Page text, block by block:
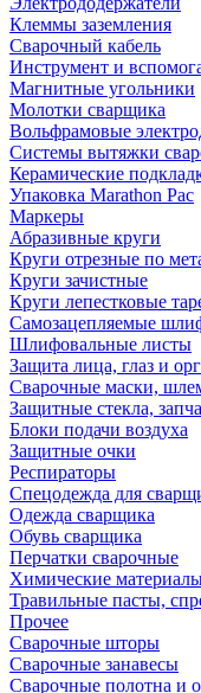
Клеммы заземления
Сварочный кабель
Инструмент и
Магнитные угольники
Молотки сварщика
Вольфрамовые
Системы вытяжки
Керамические
Упаковка Marathon Pac
Маркеры
Абразивные круги
Круги отрезные по
Круги зачистные
Круги лепестковые
Самозацепляемые
Шлифовальные листы
Защита лица, глаз и
Сварочные маски,
Защитные стекла,
Блоки подачи воздуха
Защитные очки
Респираторы
Спецодежда для
Одежда сварщика
Обувь сварщика
Перчатки сварочные
Химические
Травильные пасты,
Прочее
Сварочные шторы
Сварочные занавесы
Сварочные полотна и